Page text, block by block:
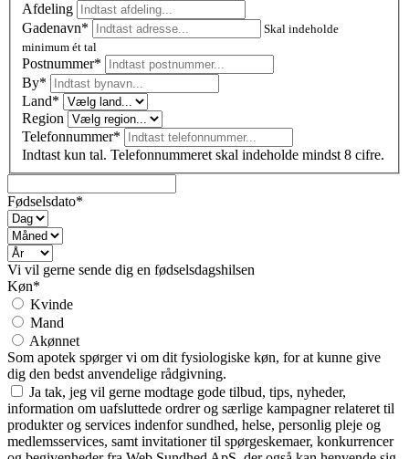
Afdeling
Gadenavn*
Skal indeholde
minimum ét tal
Postnummer*
By*
Land*
Region
Telefonnummer*
Indtast kun tal. Telefonnummeret skal indeholde mindst 8 cifre.
Fødselsdato*
Vi vil gerne sende dig en fødselsdagshilsen
Køn*
Kvinde
Mand
Akønnet
Som apotek spørger vi om dit fysiologiske køn, for at kunne give
dig den bedst anvendelige rådgivning.
Ja tak, jeg vil gerne modtage gode tilbud, tips, nyheder,
information om uafsluttede ordrer og særlige kampagner relateret til
produkter og services indenfor sundhed, helse, personlig pleje og
medlemsservices, samt invitationer til spørgeskemaer, konkurrencer